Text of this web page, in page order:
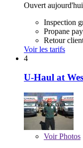
Ouvert
Inspection
Propane
Retour
Voir les tarifs
4
U-Haul at
VoirPhotos